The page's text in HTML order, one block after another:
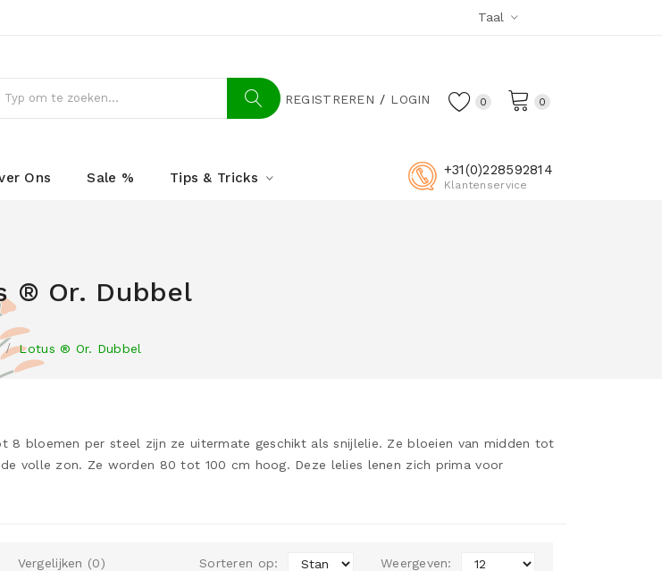
Taal
REGISTREREN LOGIN 0
0
Ons Sale % Tips & Tricks +31(0)228592814
Klantenservice
® Or. Dubbel
Lotus ® Or. Dubbel
8 bloemen per steel zijn ze uitermate geschikt als snijlelie. Ze bloeien van midden tot
volle zon. Ze worden 80 tot 100 cm hoog. Deze lelies lenen zich prima voor
Vergelijken (0) Sorteren op: Weergeven: